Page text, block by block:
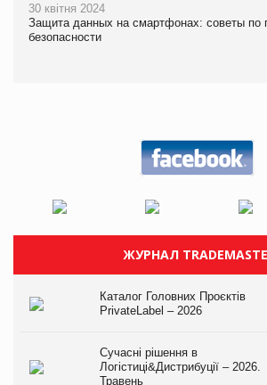
30 квітня 2024
Защита данных на смартфонах: советы
безопасности
ЖУРНАЛ
Каталог Головних Проєктів
PrivateLabel – 2026
Сучасні рішення в
Логістиці&Дистрибуції – 2026.
Травень